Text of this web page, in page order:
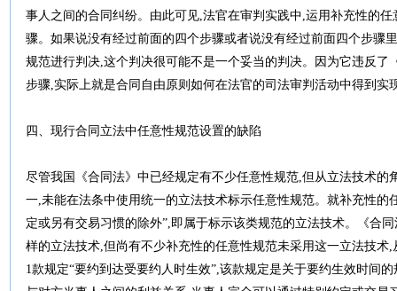
事人之间的合同纠纷。由此可见,法官在审判实践中,运用补充性的
骤。如果说没有经过前面的四个步骤或者说没有经过前面四个步骤
规范进行判决,这个判决很可能不是一个妥当的判决。因为它违反了
步骤,实际上就是合同自由原则如何在法官的司法审判活动中得到实
四、现行合同立法中任意性规范设置的缺陷
尽管我国《合同法》中已经规定有不少任意性规范,但从立法技术
一,未能在法条中使用统一的立法技术标示任意性规范。就补充性的
定或另有交易习惯的除外”,即属于标示该类规范的立法技术。《合
样的立法技术,但尚有不少补充性的任意性规范未采用这一立法技术
1款规定“要约到达受要约人时生效”,该款规定是关于要约生效时间